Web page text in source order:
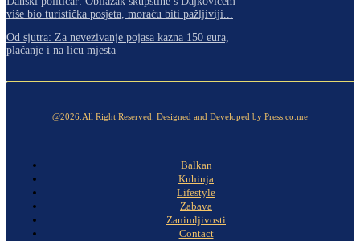
više bio turistička posjeta, moraću biti pažljiviji...
Od sjutra: Za nevezivanje pojasa kazna 150 eura,
plaćanje i na licu mjesta
@2026.All Right Reserved. Designed and Developed by Press.co.me
Balkan
Kuhinja
Lifestyle
Zabava
Zanimljivosti
Contact